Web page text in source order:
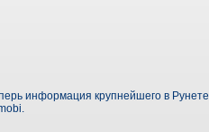
информация крупнейшего в Рунете